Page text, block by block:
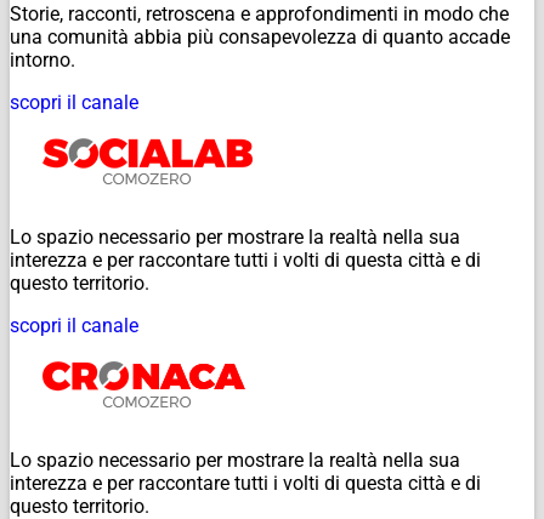
Storie, racconti, retroscena e approfondimenti in modo che
una comunità abbia più consapevolezza di quanto accade
intorno.
scopri il canale
Lo spazio necessario per mostrare la realtà nella sua
interezza e per raccontare tutti i volti di questa città e di
questo territorio.
scopri il canale
Lo spazio necessario per mostrare la realtà nella sua
interezza e per raccontare tutti i volti di questa città e di
questo territorio.